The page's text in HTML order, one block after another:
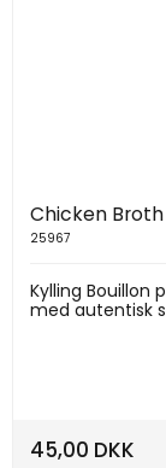
Chicken
25967
Kylling Bouillon
med autentisk
45,00 DKK